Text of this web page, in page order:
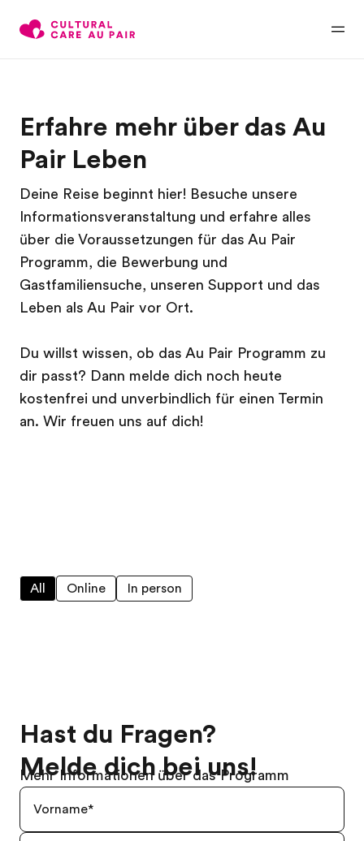
Erfahre mehr über das Au
Pair Leben
Deine Reise beginnt hier! Besuche unsere
Informationsveranstaltung und erfahre alles
über die Voraussetzungen für das Au Pair
Programm, die Bewerbung und
Gastfamiliensuche, unseren Support und das
Leben als Au Pair vor Ort.
Du willst wissen, ob das Au Pair Programm zu
dir passt? Dann melde dich noch heute
kostenfrei und unverbindlich für einen Termin
an. Wir freuen uns auf dich!
All Online In person
Mehr Informationen über das Programm
Hast du Fragen?
Melde dich bei uns!